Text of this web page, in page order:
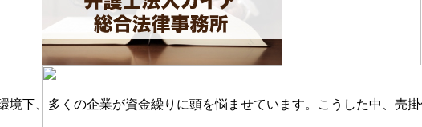
境下、多くの企業が資金繰りに頭を悩ませています。こうした中、売